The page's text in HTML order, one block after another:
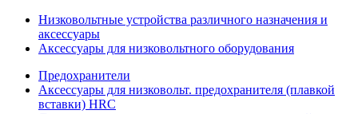
Низковольтные устройства различного назначения и
аксессуары
Аксессуары для низковольтного оборудования
Предохранители
Аксессуары для низковольт. предохранителя (плавкой
вставки) HRC